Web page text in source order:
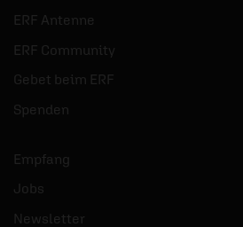
ERF Antenne
ERF Community
Gebet beim ERF
Spenden
Empfang
Jobs
Newsletter